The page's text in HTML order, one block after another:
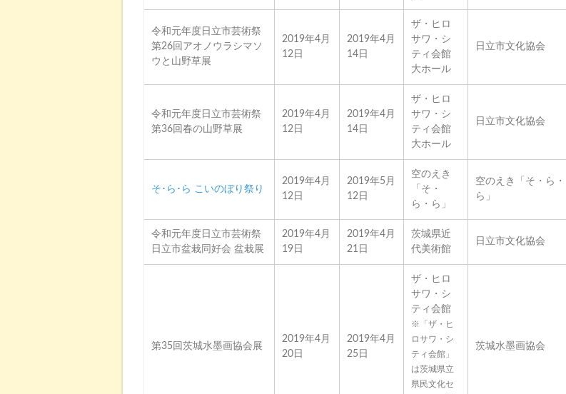
令和元年度日立市芸術祭
第26回アオノウラシマソ
ウと山野草展
2019年4月
12日
2019年4月
14日
ザ・ヒロ
サワ・シ
ティ会館
大ホール
日立市文化協会
令和元年度日立市芸術祭
第36回春の山野草展
2019年4月
12日
2019年4月
14日
ザ・ヒロ
サワ・シ
ティ会館
大ホール
日立市文化協会
そ･ら･ら こいのぼり祭り
2019年4月
12日
2019年5月
12日
空のえき
「そ・
ら・ら」
空のえき「そ・ら・
ら」
令和元年度日立市芸術祭
日立市盆栽同好会 盆栽展
2019年4月
19日
2019年4月
21日
茨城県近
代美術館
日立市文化協会
第35回茨城水墨画協会展
2019年4月
20日
2019年4月
25日
ザ・ヒロ
サワ・シ
ティ会館
※「ザ・ヒ
ロサワ・シ
ティ会館」
は茨城県立
県民文化セ
茨城水墨画協会